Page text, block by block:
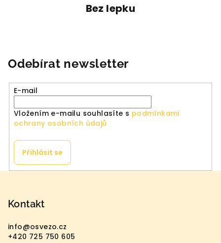
v
s
u
Bez lepku
Odebírat newsletter
E-mail
Vložením e-mailu souhlasíte s podmínkami
ochrany osobních údajů
Přihlásit se
Kontakt
info@osvezo.cz
+420 725 750 605